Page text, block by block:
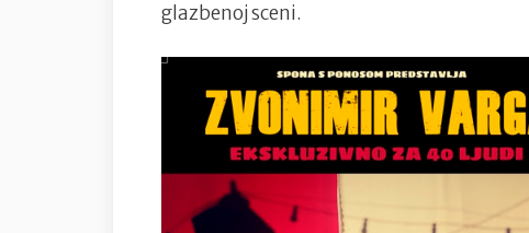
glazbenoj sceni.